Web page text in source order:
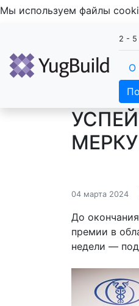
Мы используем файлы
2 - 5
О
04 марта 2024
До
премии в
недели —